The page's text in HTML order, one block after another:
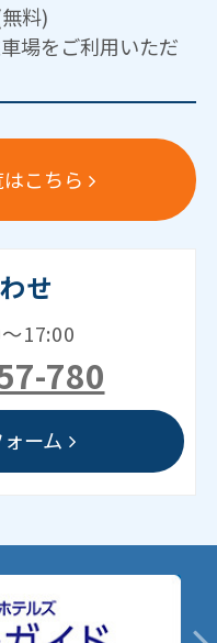
料)
場をご利用いただ
こちら
せ
17:00
780
ーム